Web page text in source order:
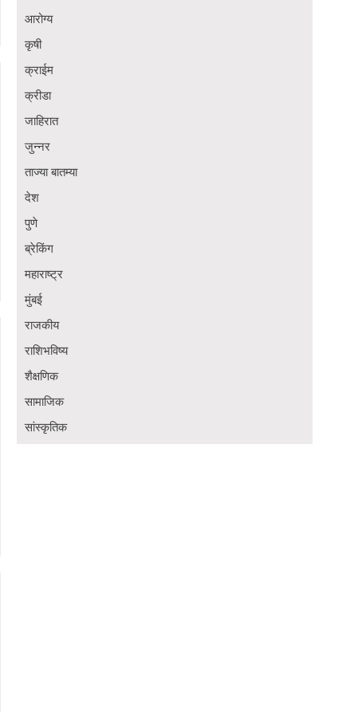
आरोग्य
कृषी
क्राईम
क्रीडा
जाहिरात
जुन्नर
ताज्या बातम्या
देश
पुणे
ब्रेकिंग
महाराष्ट्र
मुंबई
राजकीय
राशिभविष्य
शैक्षणिक
सामाजिक
सांस्कृतिक